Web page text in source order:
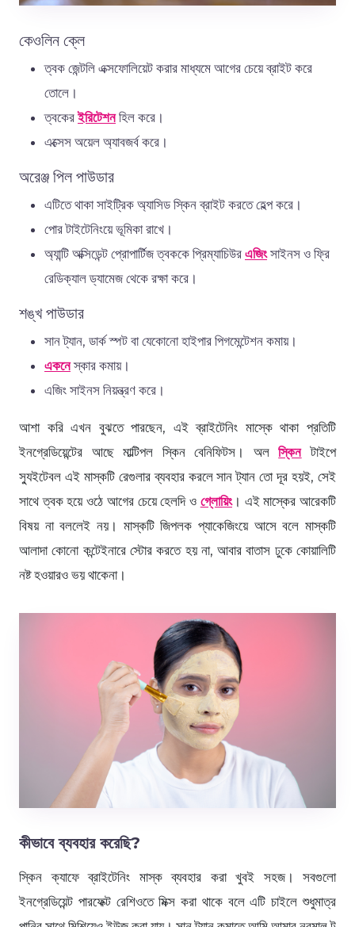
কেওলিন ক্লে
ত্বক জেন্টলি এক্সফোলিয়েট করার মাধ্যমে আগের চেয়ে ব্রাইট করে
তোলে।
ত্বকেরইরিটেশনহিল করে।
এক্সেস অয়েল অ্যাবজর্ব করে।
অরেঞ্জ পিল পাউডার
এটিতে থাকা সাইট্রিক অ্যাসিড স্কিন ব্রাইট করতে হেল্প করে।
পোর টাইটেনিংয়ে ভূমিকা রাখে।
অ্যান্টি অক্সিডেন্ট প্রোপার্টিজ ত্বককে প্রিম্যাচিউর এজিংসাইনস ও ফ্রি
রেডিক্যাল ড্যামেজ থেকে রক্ষা করে।
শঙ্খ পাউডার
সান ট্যান, ডার্ক স্পট বা যেকোনো হাইপার পিগমেন্টেশন কমায়।
একনেস্কার কমায়।
এজিং সাইনস নিয়ন্ত্রণ করে।
আশা করি এখন বুঝতে পারছেন, এই ব্রাইটেনিং মাস্কে থাকা প্রতিটি
ইনগ্রেডিয়েন্টের আছে মাল্টিপল স্কিন বেনিফিটস। অলস্কিনটাইপে
স্যুইটেবল এই মাস্কটি রেগুলার ব্যবহার করলে সান ট্যান তো দূর হয়ই, সেই
সাথে ত্বক হয়ে ওঠে আগের চেয়ে হেলদি ও গ্লোয়িং। এই মাস্কের আরেকটি
বিষয় না বললেই নয়। মাস্কটি জিপলক প্যাকেজিংয়ে আসে বলে মাস্কটি
আলাদা কোনো কন্টেইনারে স্টোর করতে হয় না, আবার বাতাস ঢুকে কোয়ালিটি
নষ্ট হওয়ারও ভয় থাকেনা।
কীভাবে ব্যবহার করেছি?
স্কিন ক্যাফে ব্রাইটেনিং মাস্ক ব্যবহার করা খুবই সহজ। সবগুলো
ইনগ্রেডিয়েন্ট পারফেক্ট রেশিওতে মিক্স করা থাকে বলে এটি চাইলে শুধুমাত্র